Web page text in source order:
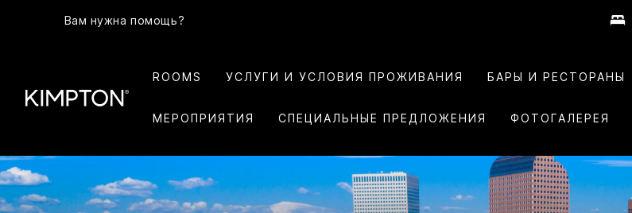
Вам нужна помощь?
ROOMS УСЛУГИ И УСЛОВИЯ ПРОЖИВАНИЯ БАРЫ И РЕСТОРАНЫ
МЕРОПРИЯТИЯ СПЕЦИАЛЬНЫЕ ПРЕДЛОЖЕНИЯ ФОТОГАЛЕРЕЯ